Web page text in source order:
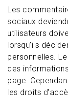
Les
sociaux
utilisateurs
lorsqu'ils
personnelles.
des
page.
les droits